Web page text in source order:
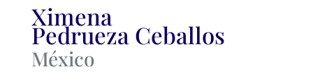
Ximena
Pedrueza Ceballos
México